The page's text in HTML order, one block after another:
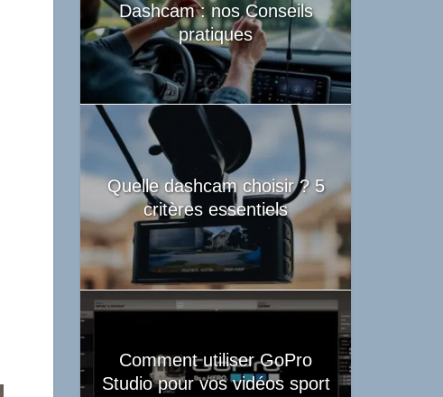
Dashcam : nos Conseils
pratiques
Quelle dashcam choisir ? 5
critères essentiels
Comment utiliser GoPro
Studio pour vos vidéos sport